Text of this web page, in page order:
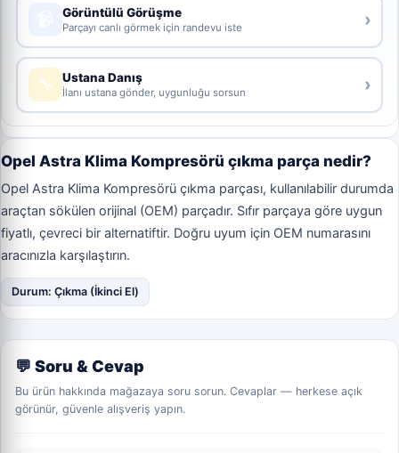
Görüntülü Görüşme
Parçayı canlı görmek için randevu iste ›
🔧 Ustana Danış
İlanı ustana gönder, uygunluğu sorsun ›
Opel Astra Klima Kompresörü çıkma parça nedir?
Opel Astra Klima Kompresörü çıkma parçası, kullanılabilir durumda
araçtan sökülen orijinal (OEM) parçadır. Sıfır parçaya göre uygun
fiyatlı, çevreci bir alternatiftir. Doğru uyum için OEM numarasını
aracınızla karşılaştırın.
Durum: Çıkma (İkinci El)
💬 Soru & Cevap
Bu ürün hakkında mağazaya soru sorun. Cevaplar — herkese açık
görünür, güvenle alışveriş yapın.